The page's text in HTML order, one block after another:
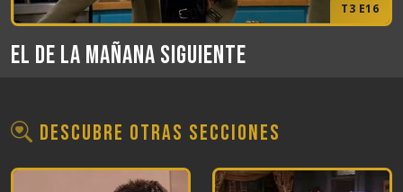
T3 E16
El de la mañana siguiente
Descubre otras secciones